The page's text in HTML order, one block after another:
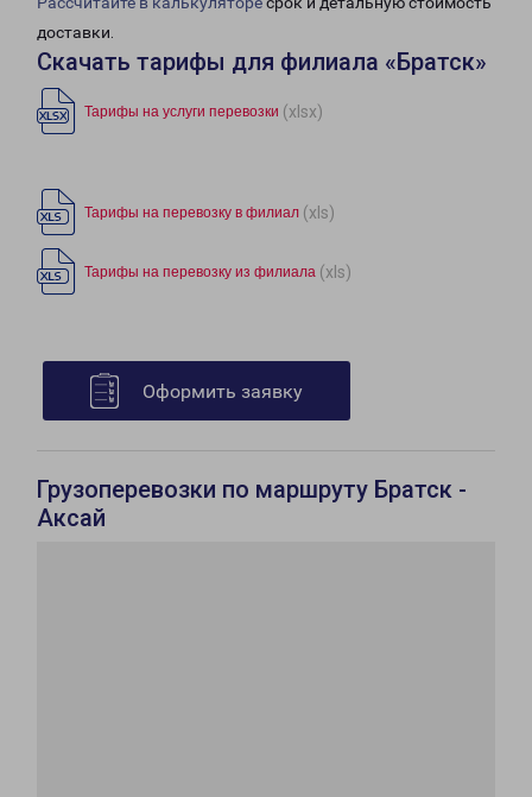
доставки.
Скачать тарифы для филиала «Братск»
Тарифы на услуги перевозки (xlsx)
Тарифы на перевозку в филиал (xls)
Тарифы на перевозку из филиала (xls)
Оформить заявку
Грузоперевозки по маршруту Братск -
Аксай